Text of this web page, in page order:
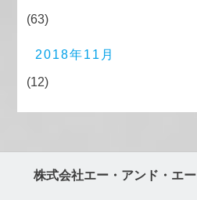
(63)
2018年11月
(12)
株式会社エー・アンド・エー